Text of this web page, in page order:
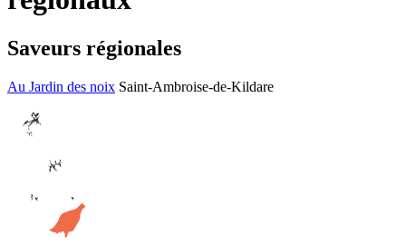
Saveurs régionales
Au Jardin des noix Saint-Ambroise-de-Kildare